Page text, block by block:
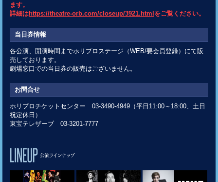
ます。
詳細はhttps://theatre-orb.com/closeup/3921.html をご覧ください。
当日券情報
各公演、開演時間までホリプロステージ（WEB/要会員登録）にて販
売しております。
劇場窓口での当日券の販売はございません。
お問合せ
ホリプロチケットセンター 03-3490-4949（平日11:00～18:00、土日
祝定休日）
東宝テレザーブ 03-3201-7777